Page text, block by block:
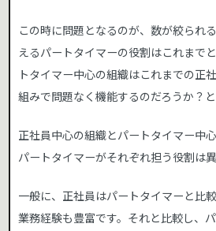
この時に問題となるのが、数が絞られ
えるパートタイマーの役割はこれまで
トタイマー中心の組織はこれまでの正
組みで問題なく機能するのだろうか？と
正社員中心の組織とパートタイマー中
パートタイマーがそれぞれ担う役割は異
一般に、正社員はパートタイマーと比
業務経験も豊富です。それと比較し、